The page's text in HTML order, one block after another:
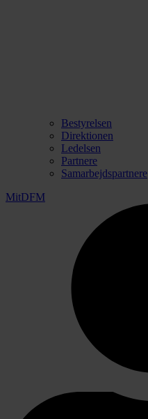
Bestyrelsen
Direktionen
Ledelsen
Partnere
Samarbejdspartnere
MitDFM